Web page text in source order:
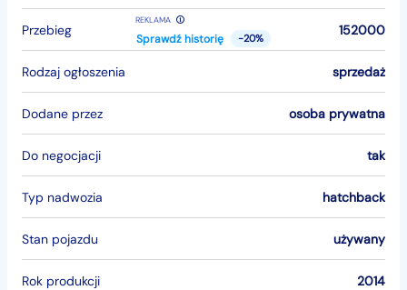
Przebieg
REKLAMA
Sprawdź historię -20%
152000
Rodzaj ogłoszenia sprzedaż
Dodane przez osoba prywatna
Do negocjacji tak
Typ nadwozia hatchback
Stan pojazdu używany
Rok produkcji 2014